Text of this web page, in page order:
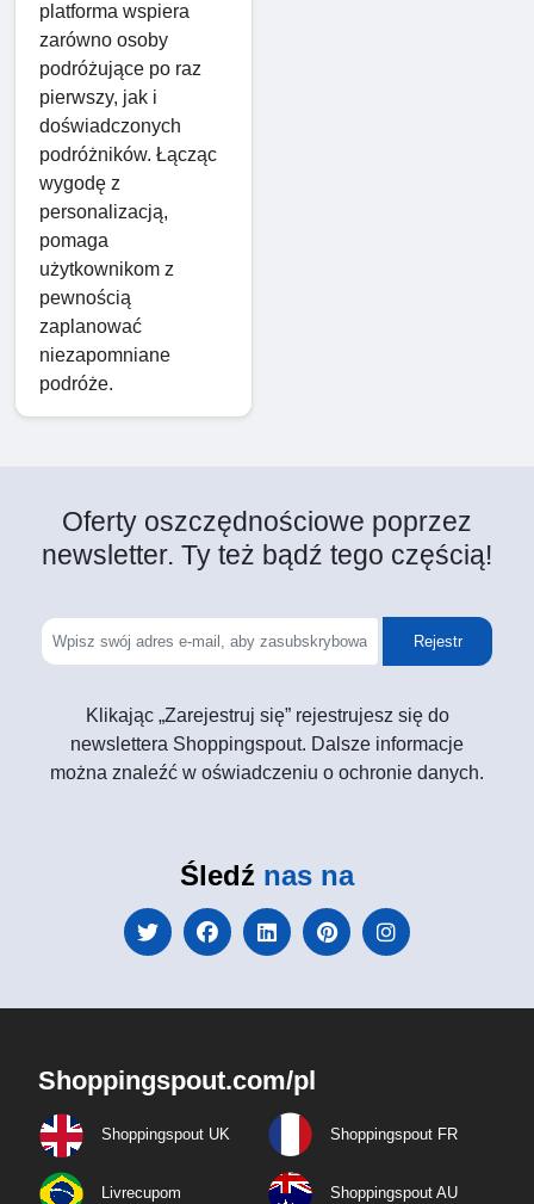
platforma wspiera
zarówno osoby
podróżujące po raz
pierwszy, jak i
doświadczonych
podróżników. Łącząc
wygodę z
personalizacją,
pomaga
użytkownikom z
pewnością
zaplanować
niezapomniane
podróże.
Oferty oszczędnościowe poprzez
newsletter. Ty też bądź tego częścią!
Rejestr
Klikając „Zarejestruj się” rejestrujesz się do
newslettera Shoppingspout. Dalsze informacje
można znaleźć w oświadczeniu o ochronie danych.
Śledź nas na
Shoppingspout.com/pl
Shoppingspout UK Shoppingspout FR
Livrecupom Shoppingspout AU